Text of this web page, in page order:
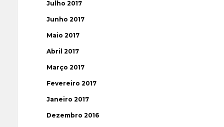
Julho 2017
Junho 2017
Maio 2017
Abril 2017
Março 2017
Fevereiro 2017
Janeiro 2017
Dezembro 2016